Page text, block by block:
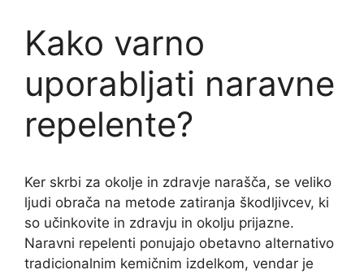
Kako varno
uporabljati naravne
repelente?
Ker skrbi za okolje in zdravje narašča, se veliko
ljudi obrača na metode zatiranja škodljivcev, ki
so učinkovite in zdravju in okolju prijazne.
Naravni repelenti ponujajo obetavno alternativo
tradicionalnim kemičnim izdelkom, vendar je